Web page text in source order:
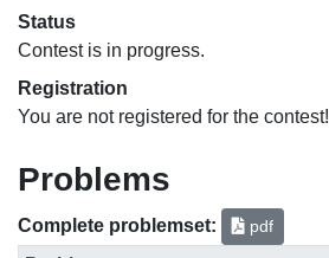
Status
Contest is in progress.
Registration
You are not registered for the contest!
Problems
Complete problemset: pdf